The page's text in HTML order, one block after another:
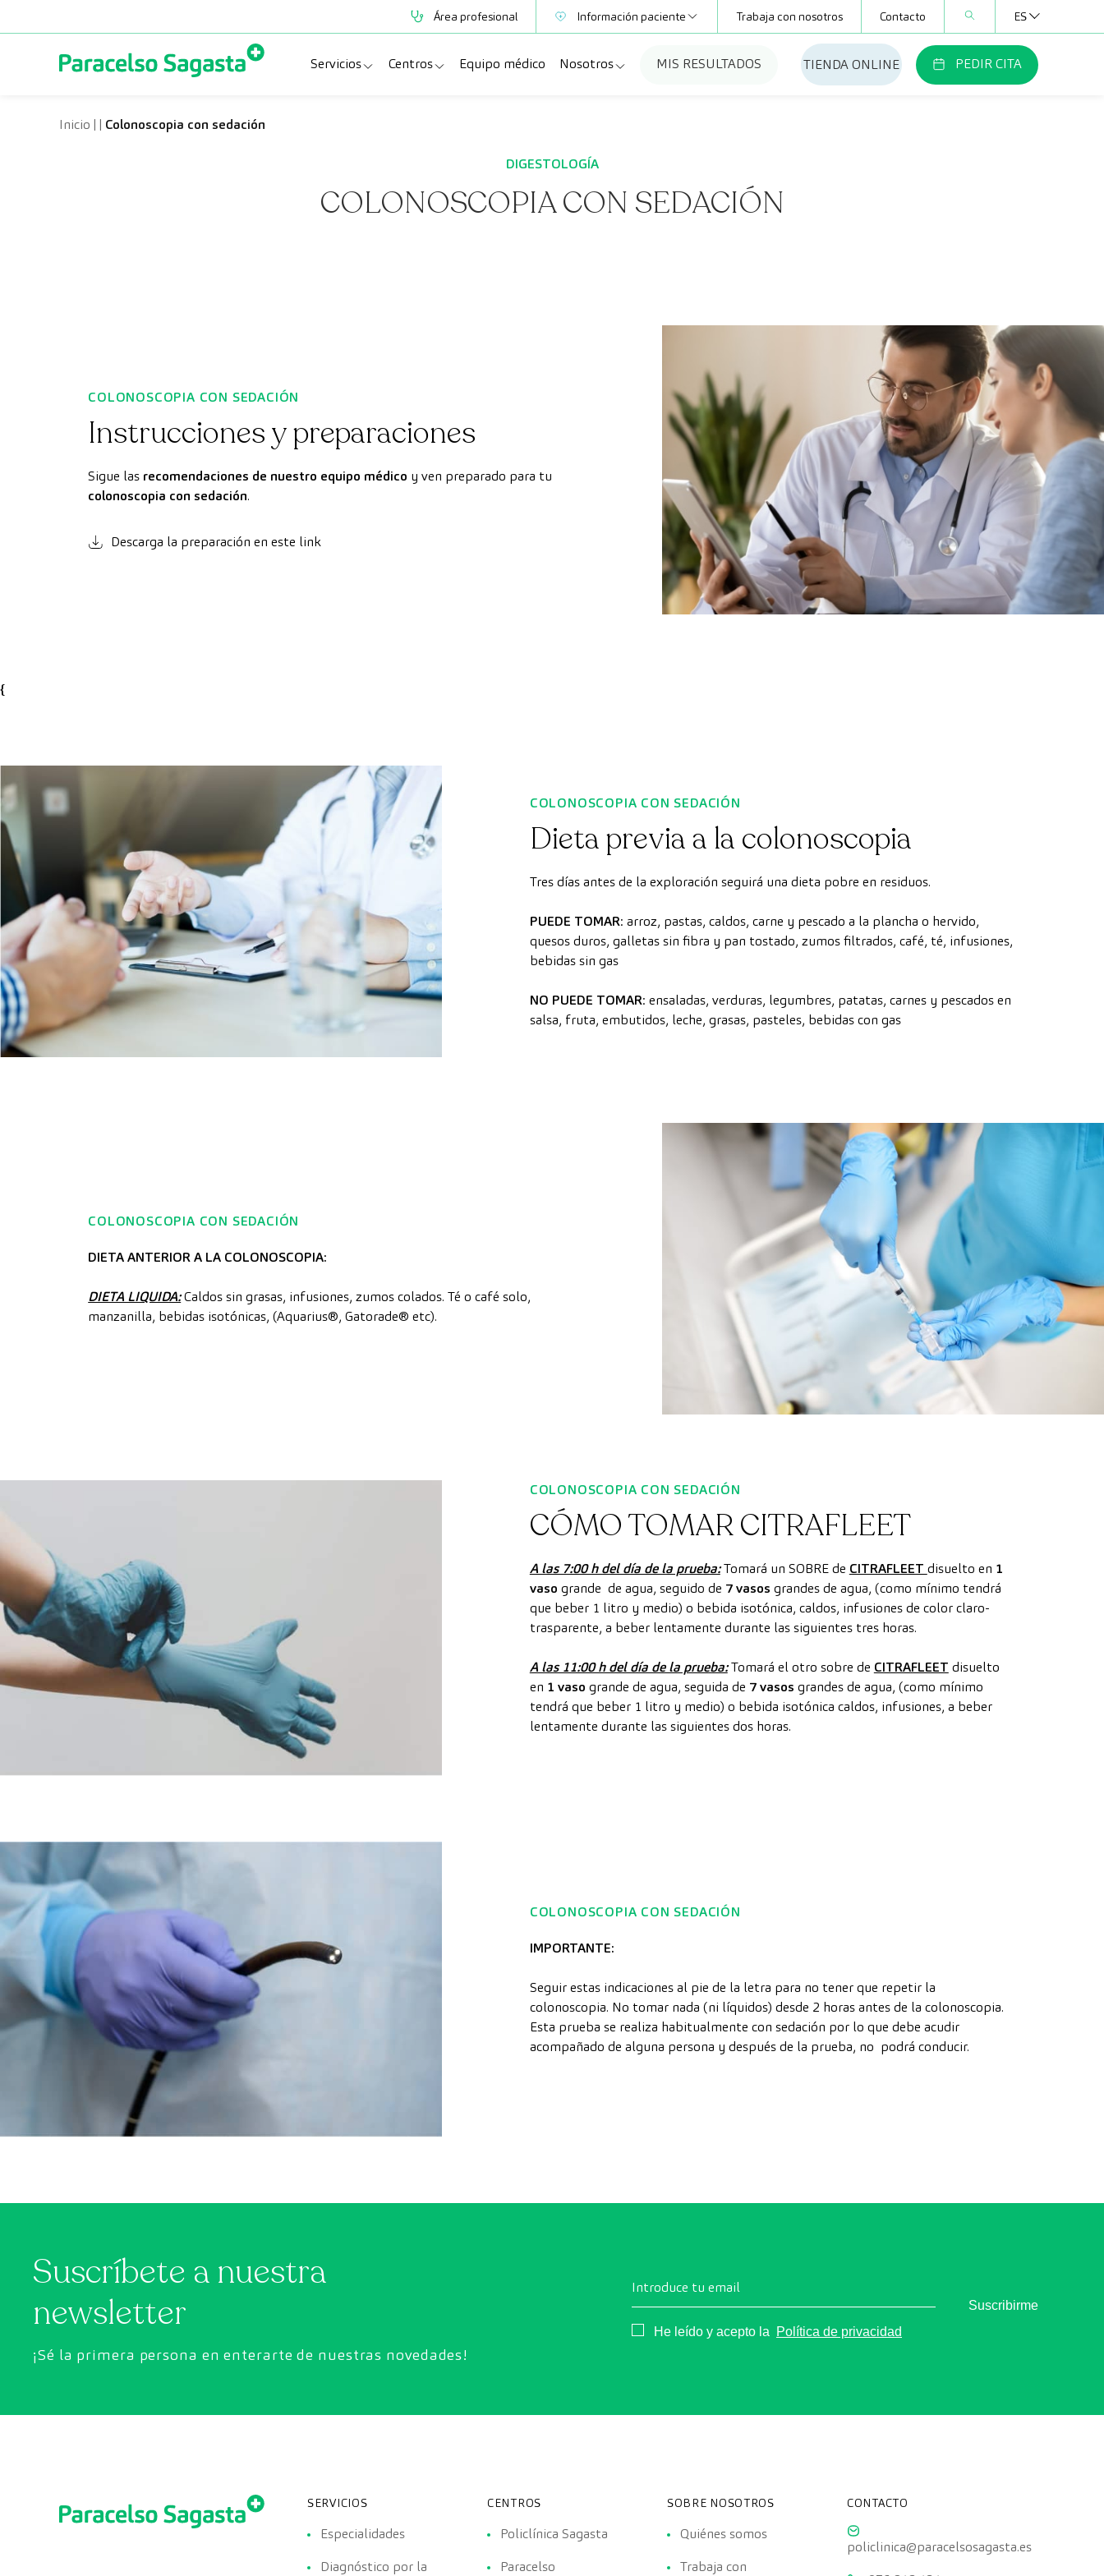
Área profesional Información paciente
Mutuas
Trabaja con nosotros Contacto ES
Servicios
Chequeos y revisiones médicas
Centros
Paracelso Diagnóstico Médico
Centros Cataluña
Equipo médico Nosotros
Trabaja con nosotros
Blog
MIS RESULTADOS TIENDA ONLINE PEDIR CITA
Inicio | | Colonoscopia con sedación
DIGESTOLOGÍA
COLONOSCOPIA CON SEDACIÓN
COLONOSCOPIA CON SEDACIÓN
Instrucciones y preparaciones
Sigue las recomendaciones de nuestro equipo médico y ven preparado para tu
colonoscopia con sedación.
Descarga la preparación en este link
{
COLONOSCOPIA CON SEDACIÓN
Dieta previa a la colonoscopia
Tres días antes de la exploración seguirá una dieta pobre en residuos.
PUEDE TOMAR: arroz, pastas, caldos, carne y pescado a la plancha o hervido,
quesos duros, galletas sin fibra y pan tostado, zumos filtrados, café, té, infusiones,
bebidas sin gas
NO PUEDE TOMAR: ensaladas, verduras, legumbres, patatas, carnes y pescados en
salsa, fruta, embutidos, leche, grasas, pasteles, bebidas con gas
COLONOSCOPIA CON SEDACIÓN
DIETA ANTERIOR A LA COLONOSCOPIA:
DIETA LIQUIDA:Caldos sin grasas, infusiones, zumos colados. Té o café solo,
manzanilla, bebidas isotónicas, (Aquarius®, Gatorade® etc).
COLONOSCOPIA CON SEDACIÓN
CÓMO TOMAR CITRAFLEET
A las 7:00 h del día de la prueba:Tomará un SOBRE de CITRAFLEET disuelto en 1
vaso grande de agua, seguido de 7 vasos grandes de agua, (como mínimo tendrá
que beber 1 litro y medio) o bebida isotónica, caldos, infusiones de color claro-
trasparente, a beber lentamente durante las siguientes tres horas.
A las 11:00 h del día de la prueba:Tomará el otro sobre de CITRAFLEET disuelto
en 1 vaso grande de agua, seguida de 7 vasos grandes de agua, (como mínimo
tendrá que beber 1 litro y medio) o bebida isotónica caldos, infusiones, a beber
lentamente durante las siguientes dos horas.
COLONOSCOPIA CON SEDACIÓN
IMPORTANTE:
Seguir estas indicaciones al pie de la letra para no tener que repetir la
colonoscopia. No tomar nada (ni líquidos) desde 2 horas antes de la colonoscopia.
Esta prueba se realiza habitualmente con sedación por lo que debe acudir
acompañado de alguna persona y después de la prueba, no podrá conducir.
Suscríbete a nuestra
newsletter
¡Sé la primera persona en enterarte de nuestras novedades!
Introduce tu email
Consentimiento
He leído y acepto la Política de privacidad
Suscribirme
SERVICIOS
Especialidades
Diagnóstico por la
CENTROS
Policlínica Sagasta
Paracelso
SOBRE NOSOTROS
Quiénes somos
Trabaja con
CONTACTO
policlinica@paracelsosagasta.es